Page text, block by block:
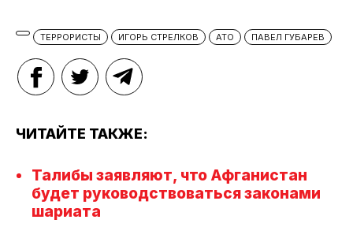
ТЕРРОРИСТЫ ИГОРЬ СТРЕЛКОВ АТО ПАВЕЛ ГУБАРЕВ
ЧИТАЙТЕ ТАКЖЕ:
Талибы заявляют, что Афганистан
будет руководствоваться законами
шариата